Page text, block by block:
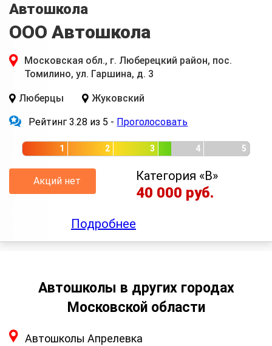
Автошкола
ООО Автошкола
Московская обл., г. Люберецкий район, пос.
Томилино, ул. Гаршина, д. 3
Люберцы Жуковский
Рейтинг 3.28 из 5 - Проголосовать
1 2 3 4 5
Акций нет Категория «B»
40 000 руб.
Подробнее
Автошколы в других городах
Московской области
Автошколы Апрелевка